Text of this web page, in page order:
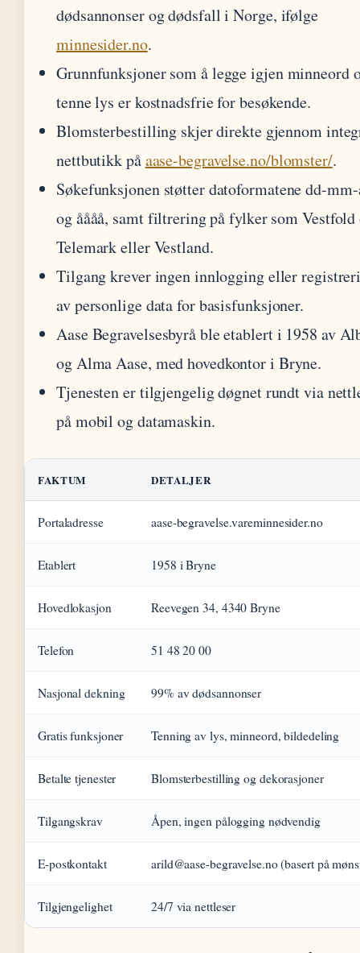
dødsannonser og dødsfall i Norge, ifølge
minnesider.no.
Grunnfunksjoner som å legge igjen minneord
tenne lys er kostnadsfrie for besøkende.
Blomsterbestilling skjer direkte gjennom
nettbutikk påaase-begravelse.no/blomster/.
Søkefunksjonen støtter datoformatene dd-mm-
og åååå, samt filtrering på fylker som Vestfold
Telemark eller Vestland.
Tilgang krever ingen innlogging eller
av personlige data for basisfunksjoner.
Aase Begravelsesbyrå ble etablert i 1958 av
og Alma Aase, med hovedkontor i Bryne.
Tjenesten er tilgjengelig døgnet rundt via
på mobil og datamaskin.
FAKTUM DETALJER
Portaladresse aase-begravelse.vareminnesider.no
Etablert 1958 i Bryne
Hovedlokasjon Reevegen 34, 4340 Bryne
Telefon 51 48 20 00
Nasjonal dekning 99% av dødsannonser
Gratis funksjoner Tenning av lys, minneord, bildedeling
Betalte tjenester Blomsterbestilling og dekorasjoner
Tilgangskrav Åpen, ingen pålogging nødvendig
E-postkontakt arild@aase-begravelse.no (basert på
Tilgjengelighet 24/7 via nettleser